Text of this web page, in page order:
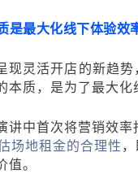
是最大化线下体验效
现灵活开店的新趋
本质，是为了最大化
讲中首次将营销效
场地租金的合理性
。